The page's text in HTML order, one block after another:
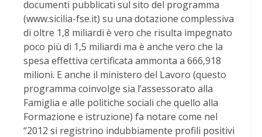
documenti pubblicati sul sito del programma
(www.sicilia-fse.it) su una dotazione complessiva
di oltre 1,8 miliardi è vero che risulta impegnato
poco più di 1,5 miliardi ma è anche vero che la
spesa effettiva certificata ammonta a 666,918
milioni. E anche il ministero del Lavoro (questo
programma coinvolge sia l’assessorato alla
Famiglia e alle politiche sociali che quello alla
Formazione e istruzione) fa notare come nel
“2012 si registrino indubbiamente profili positivi